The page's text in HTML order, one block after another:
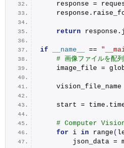
response =
    response.
return response.
if __name__ ==
# 画像ファイルを配
image_file =
vision_file_name
    start = time.
# Computer Vision
for i in range (
        json_data =